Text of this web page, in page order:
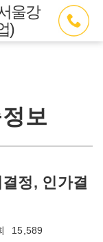
울강
)
보
정, 인가결
15,589